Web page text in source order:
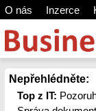
O nás Inzerce
Nepřehlédněte:
Top z IT: